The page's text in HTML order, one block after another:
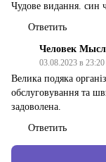
Чудове видання. син
Ответить
Человек
03.08.2023 в 23:20
Велика подяка
обслуговування та
задоволена.
Ответить